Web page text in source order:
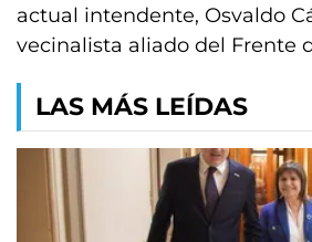
actual intendente, Osvaldo
vecinalista aliado del Frente
LAS MÁS LEÍDAS